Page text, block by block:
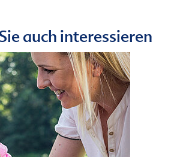
auch interessieren